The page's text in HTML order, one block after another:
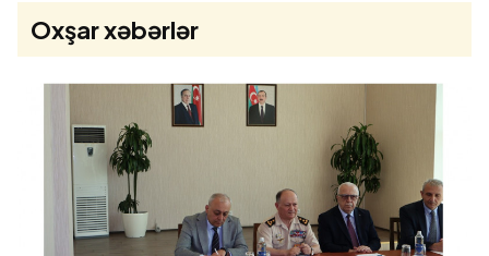
Oxşar xəbərlər